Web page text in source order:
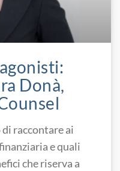
Donà,
raccontare ai
e quali
che riserva a